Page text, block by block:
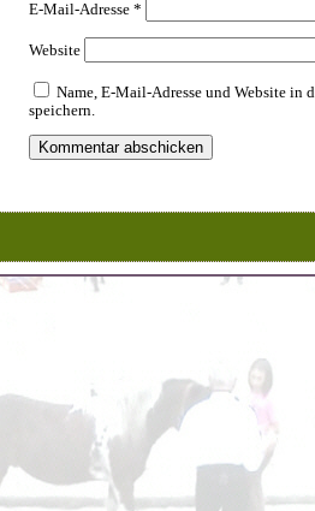
E-Mail-Adresse *
Website
Name, E-Mail-Adresse und Website in
speichern.